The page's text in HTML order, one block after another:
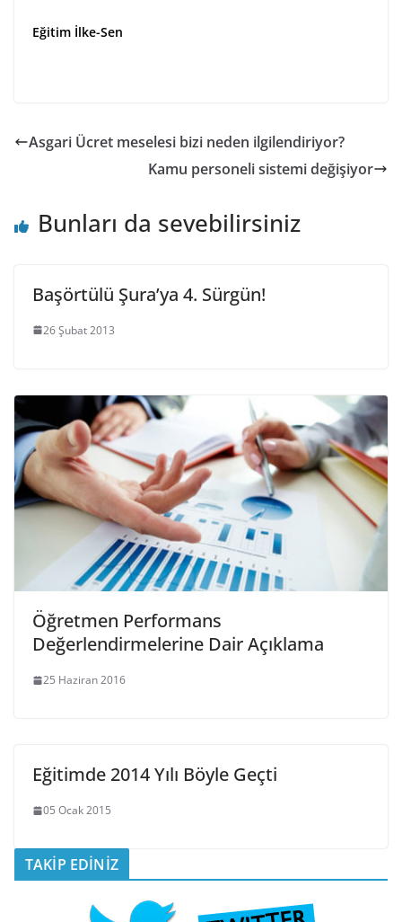
Eğitim İlke-Sen
Asgari Ücret meselesi bizi neden ilgilendiriyor?
Kamu personeli sistemi değişiyor
Bunları da sevebilirsiniz
Başörtülü Şura’ya 4. Sürgün!
26 Şubat 2013
Öğretmen Performans
Değerlendirmelerine Dair Açıklama
25 Haziran 2016
Eğitimde 2014 Yılı Böyle Geçti
05 Ocak 2015
TAKİP EDİNİZ